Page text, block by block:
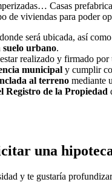
Casas
de viviendas para poder
donde será ubicada, así
suelo urbano.
realizado y firmado por
municipal y cumplir
al terreno mediante
Registro de la Propiedad
una
y te gustaría